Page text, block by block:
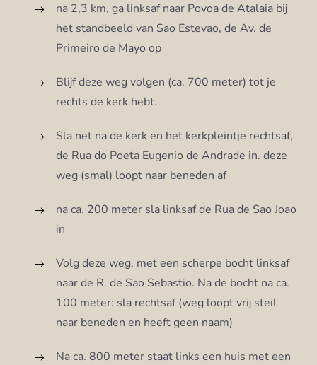
na 2,3 km, ga linksaf naar Povoa de Atalaia bij
het standbeeld van Sao Estevao, de Av. de
Primeiro de Mayo op
Blijf deze weg volgen (ca. 700 meter) tot je
rechts de kerk hebt.
Sla net na de kerk en het kerkpleintje rechtsaf,
de Rua do Poeta Eugenio de Andrade in. deze
weg (smal) loopt naar beneden af
na ca. 200 meter sla linksaf de Rua de Sao Joao
in
Volg deze weg, met een scherpe bocht linksaf
naar de R. de Sao Sebastio. Na de bocht na ca.
100 meter: sla rechtsaf (weg loopt vrij steil
naar beneden en heeft geen naam)
Na ca. 800 meter staat links een huis met een